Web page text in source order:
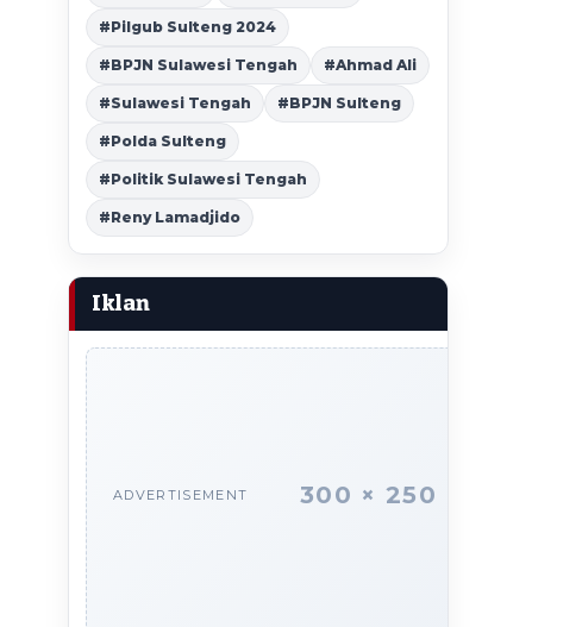
#Pilgub Sulteng 2024
#BPJN Sulawesi Tengah #Ahmad Ali
#Sulawesi Tengah #BPJN Sulteng
#Polda Sulteng
#Politik Sulawesi Tengah
#Reny Lamadjido
Iklan
ADVERTISEMENT 300 × 250